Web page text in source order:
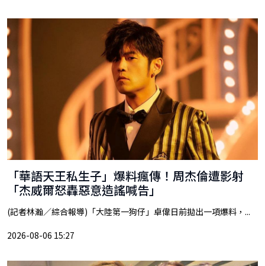
「華語天王私生子」爆料瘋傳！周杰倫遭影射
「杰威爾怒轟惡意造謠喊告」
(記者林瀚／綜合報導)「大陸第一狗仔」卓偉日前拋出一項爆料，...
2026-08-06 15:27